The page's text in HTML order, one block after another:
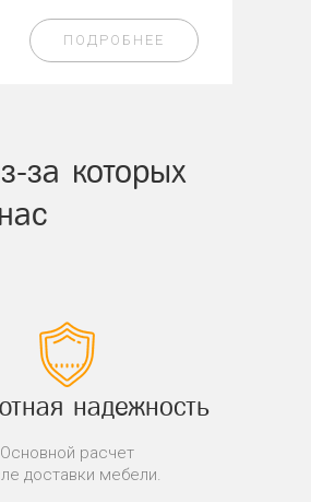
ПОДРОБНЕЕ
за которых
надежность
Основной расчет
доставки мебели.